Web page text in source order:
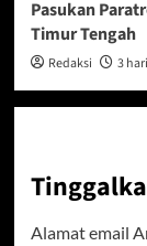
Pasukan
Timur Tengah
Redaksi 3
Alamat email